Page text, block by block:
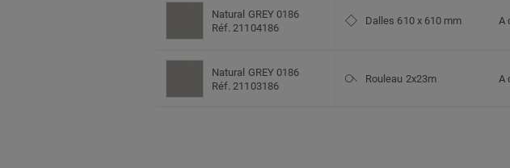
Natural GREY 0186
Réf. 21104186
Dalles 610 x 610 mm A
Natural GREY 0186
Réf. 21103186
Rouleau 2x23m A